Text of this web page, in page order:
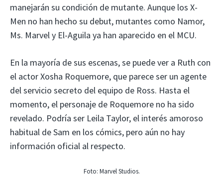
manejarán su condición de mutante. Aunque los X-
Men no han hecho su debut, mutantes como Namor,
Ms. Marvel y El-Aguila ya han aparecido en el MCU.
En la mayoría de sus escenas, se puede ver a Ruth con
el actor Xosha Roquemore, que parece ser un agente
del servicio secreto del equipo de Ross. Hasta el
momento, el personaje de Roquemore no ha sido
revelado. Podría ser Leila Taylor, el interés amoroso
habitual de Sam en los cómics, pero aún no hay
información oficial al respecto.
Foto: Marvel Studios.